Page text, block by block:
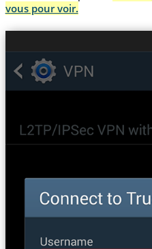
vous pour voir.